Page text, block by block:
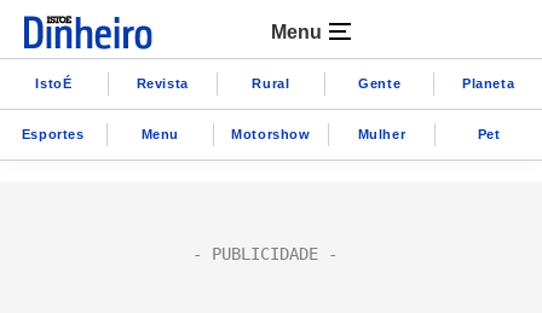
Menu
IstoÉ Revista Rural Gente Planeta
Esportes Menu Motorshow Mulher Pet